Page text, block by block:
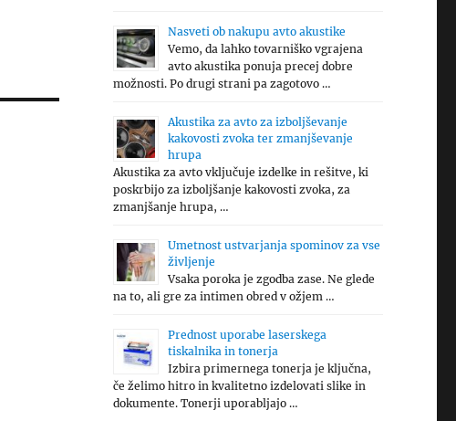
Nasveti ob nakupu avto akustike
Vemo, da lahko tovarniško vgrajena
avto akustika ponuja precej dobre
možnosti. Po drugi strani pa zagotovo …
Akustika za avto za izboljševanje
kakovosti zvoka ter zmanjševanje
hrupa
Akustika za avto vključuje izdelke in rešitve, ki
poskrbijo za izboljšanje kakovosti zvoka, za
zmanjšanje hrupa, …
Umetnost ustvarjanja spominov za vse
življenje
Vsaka poroka je zgodba zase. Ne glede
na to, ali gre za intimen obred v ožjem …
Prednost uporabe laserskega
tiskalnika in tonerja
Izbira primernega tonerja je ključna,
če želimo hitro in kvalitetno izdelovati slike in
dokumente. Tonerji uporabljajo …